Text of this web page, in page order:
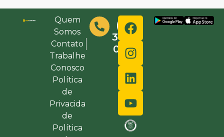
Quem
Somos
Contato
Trabalhe
Conosco
Política
de
Privacida
de
Política
(48)
3632-
0000